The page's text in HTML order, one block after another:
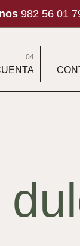
982 56 01
04